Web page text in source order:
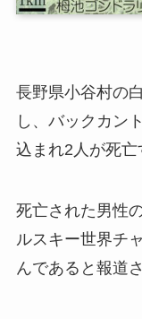
長野県小谷村の
し、バックカン
込まれ2人が死亡
死亡された男性
ルスキー世界チ
んであると報道